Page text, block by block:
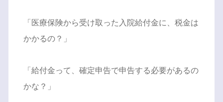
「医療保険から受け取った入院給付金に、税金は
かかるの？」
「給付金って、確定申告で申告する必要があるの
かな？」